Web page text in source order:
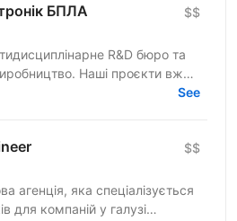
БПЛА $$
R&D бюро та
Наші проєкти вже
і ми продовжуємо
See
$$
агенція, яка спеціалізується
для компаній у галузі